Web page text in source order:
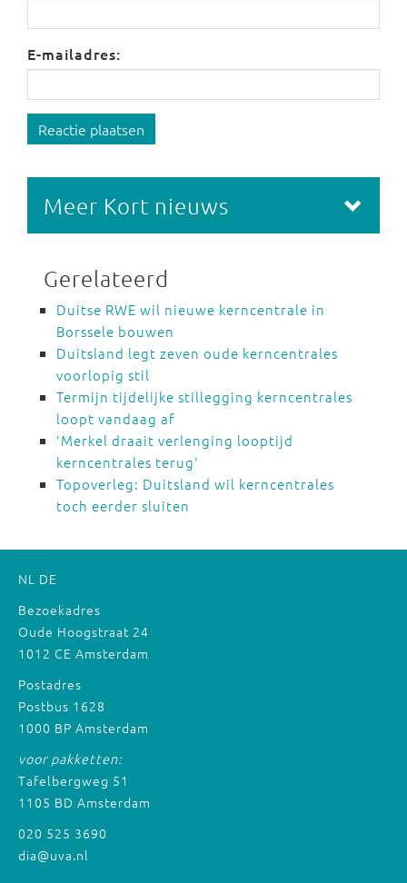
E-mailadres:
Reactie plaatsen
Meer Kort nieuws
Gerelateerd
Duitse RWE wil nieuwe kerncentrale in
Borssele bouwen
Duitsland legt zeven oude kerncentrales
voorlopig stil
Termijn tijdelijke stillegging kerncentrales
loopt vandaag af
'Merkel draait verlenging looptijd
kerncentrales terug'
Topoverleg: Duitsland wil kerncentrales
toch eerder sluiten
NL DE
Bezoekadres
Oude Hoogstraat 24
1012 CE Amsterdam
Postadres
Postbus 1628
1000 BP Amsterdam
voor pakketten:
Tafelbergweg 51
1105 BD Amsterdam
020 525 3690
dia@uva.nl